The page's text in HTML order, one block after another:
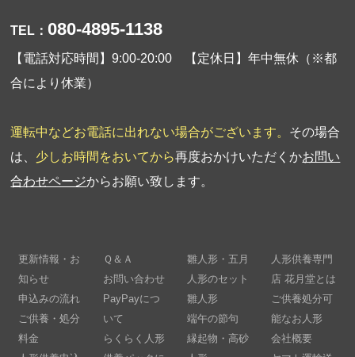
TEL： 080-4895-1138
【電話対応時間】9:00-20:00 【定休日】年中無休（※都
合により休業）
運転中などお電話に出れない場合がございます。 その場合
は、 少しお時間をおいてから再度おかけいただくかお問い
合わせページからお願い致します。
更新情報・お
知らせ
申込みの流れ
ご供養・処分
料金
Ｑ＆Ａ
お問い合わせ
PayPayにつ
いて
らくらく人形
雛人形・五月
人形のセット
雛人形
端午の節句
縁起物・高砂
人形供養専門
店 花月堂とは
ご供養処分可
能なお人形
会社概要